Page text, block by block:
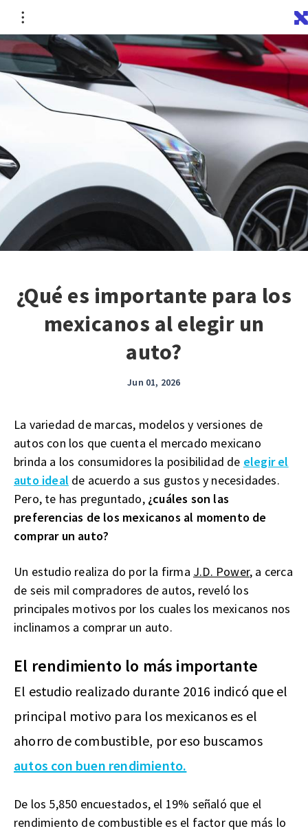
¿Qué es importante para los
mexicanos al elegir un
auto?
Jun 01, 2026
La variedad de marcas, modelos y versiones de
autos con los que cuenta el mercado mexicano
brinda a los consumidores la posibilidad de elegir el
auto ideal de acuerdo a sus gustos y necesidades.
Pero, te has preguntado, ¿cuáles son las
preferencias de los mexicanos al momento de
comprar un auto?
Un estudio realiza do por la firma J.D. Power, a cerca
de seis mil compradores de autos, reveló los
principales motivos por los cuales los mexicanos nos
inclinamos a comprar un auto.
El rendimiento lo más importante
El estudio realizado durante 2016 indicó que el
principal motivo para los mexicanos es el
ahorro de combustible, por eso buscamos
autos con buen rendimiento.
De los 5,850 encuestados, el 19% señaló que el
rendimiento de combustible es el factor que más lo